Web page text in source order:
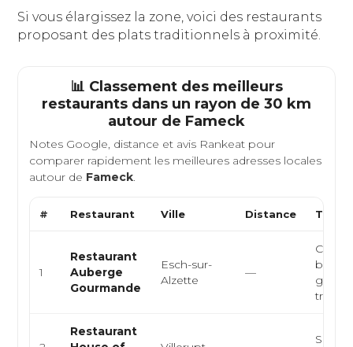
Si vous élargissez la zone, voici des restaurants
proposant des plats traditionnels à proximité.
📊 Classement des meilleurs
restaurants dans un rayon de 30 km
autour de Fameck
Notes Google, distance et avis Rankeat pour
comparer rapidement les meilleures adresses locales
autour de Fameck.
# Restaurant Ville Distance Type
1
Restaurant
Auberge
Gourmande
Esch-sur-
Alzette
—
Restaurant